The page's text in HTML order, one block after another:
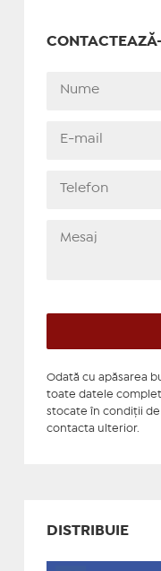
Odată cu apăsarea
toate datele
stocate în condiţii de
contacta ulterior.
DISTRIBUIE